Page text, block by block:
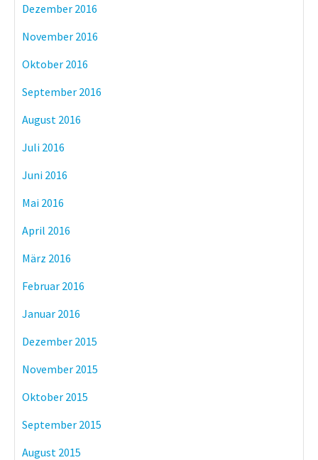
Dezember 2016
November 2016
Oktober 2016
September 2016
August 2016
Juli 2016
Juni 2016
Mai 2016
April 2016
März 2016
Februar 2016
Januar 2016
Dezember 2015
November 2015
Oktober 2015
September 2015
August 2015